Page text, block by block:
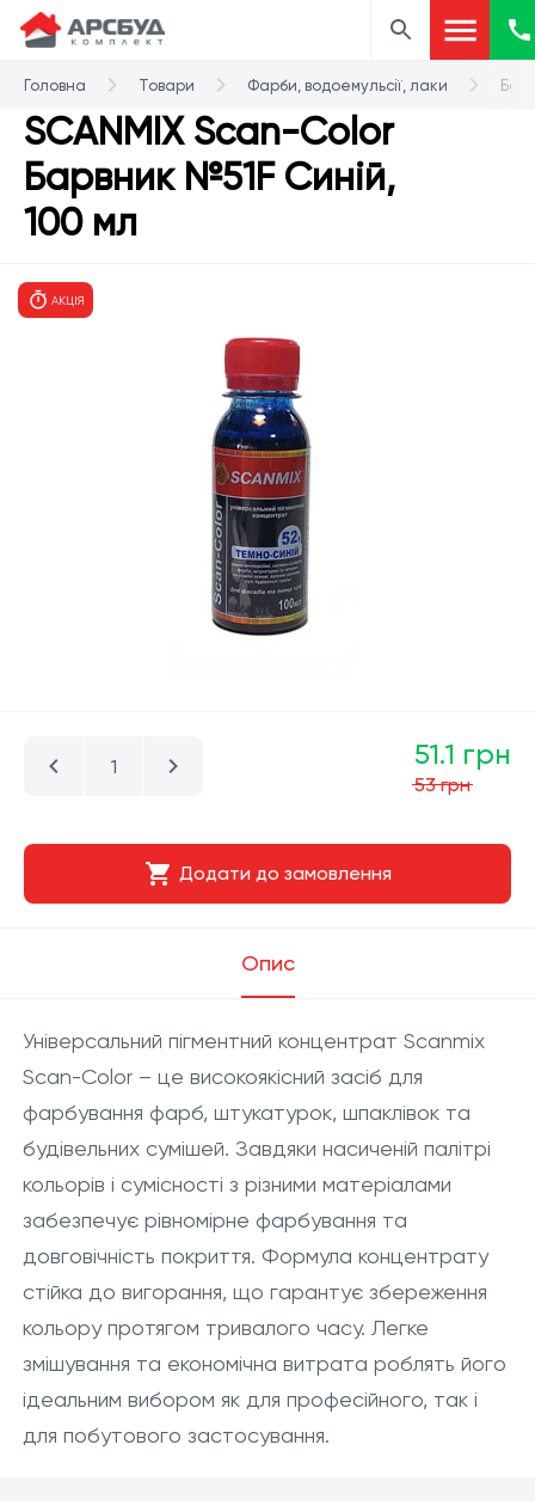
Головна Товари Фарби, водоемульсії, лаки
SCANMIX Scan-Color
Барвник №51F Синій,
100 мл
АКЦІЯ
51.1 грн
53 грн
Додати до замовлення
Опис
Універсальний пігментний концентрат Scanmix
Scan-Color – це високоякісний засіб для
фарбування фарб, штукатурок, шпаклівок та
будівельних сумішей. Завдяки насиченій палітрі
кольорів і сумісності з різними матеріалами
забезпечує рівномірне фарбування та
довговічність покриття. Формула концентрату
стійка до вигорання, що гарантує збереження
кольору протягом тривалого часу. Легке
змішування та економічна витрата роблять його
ідеальним вибором як для професійного, так і
для побутового застосування.